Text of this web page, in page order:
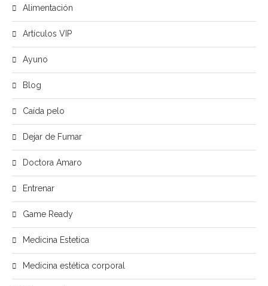
Alimentación
Artículos VIP
Ayuno
Blog
Caída pelo
Dejar de Fumar
Doctora Amaro
Entrenar
Game Ready
Medicina Estetica
Medicina estética corporal